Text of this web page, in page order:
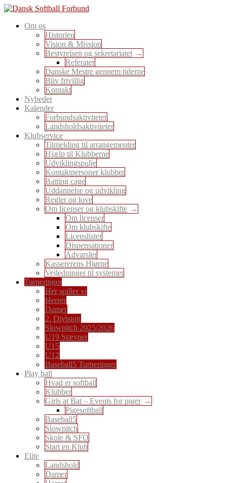
Skip
content
Dansk Softball Forbund
En sport for alle
Om os
Historien
Vision & Mission
Bestyrelsen og sekretariatet
Referater
Danske Mestre gennem tiderne
Bliv frivillig
Kontakt
Nyheder
Kalender
Forbundsaktiviteter
Landsholdsaktiviteter
Klubservice
Tilmelding til arrangementer
Hjælp til Klubberne
Udviklingspulje
Kontaktpersoner klubber
Batting cage
Uddannelse og udvikling
Regler og love
Om licenser og klubskifte
Om licenser
Om klubskifte
Licenslister
Dispensationer
Advarsler
Kassererens Hjørne
Vejledninger til systemer
Turneringer
Her spiller vi
Herrer
Damer
2. Division
Slowpitch 2025/2026
U19 Stævner
U15
U12
Baseball5 Turneringer
Play ball
Hvad er softball
Klubber
Girls at Bat – Events for piger
Pigesoftball
Baseball5
Slowpitch
Skole & SFO
Start en Klub
Elite
Landshold
Damer